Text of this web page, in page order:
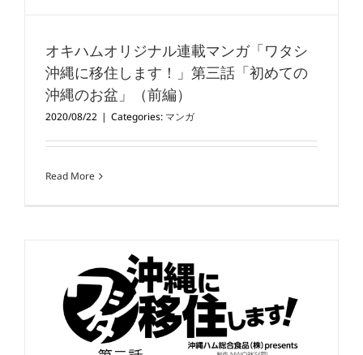
オキハムオリジナル連載マンガ「ワタシ
沖縄に移住します！」第三話「初めての
沖縄のお盆」（前編）
2020/08/22 | Categories: マンガ
Read More